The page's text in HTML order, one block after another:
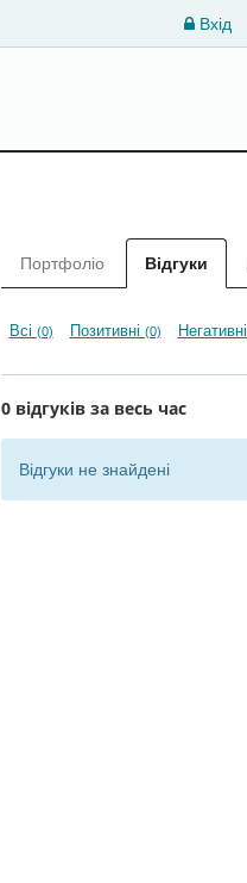
Вхід
Портфоліо Відгуки
Всі (0) Позитивні (0) Негативні
0 відгуків за весь час
Відгуки не знайдені